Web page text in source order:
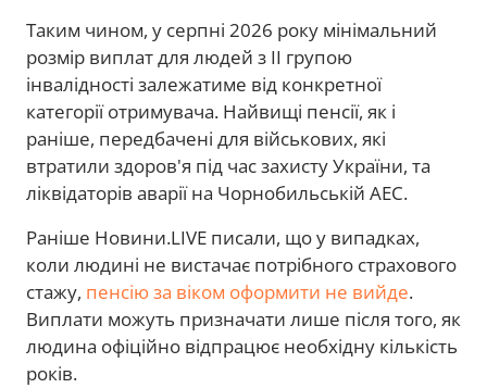
Таким чином, у серпні 2026 року мінімальний
розмір виплат для людей з II групою
інвалідності залежатиме від конкретної
категорії отримувача. Найвищі пенсії, як і
раніше, передбачені для військових, які
втратили здоров'я під час захисту України, та
ліквідаторів аварії на Чорнобильській АЕС.
Раніше Новини.LIVE писали, що у випадках,
коли людині не вистачає потрібного страхового
стажу, пенсію за віком оформити не вийде.
Виплати можуть призначати лише після того, як
людина офіційно відпрацює необхідну кількість
років.